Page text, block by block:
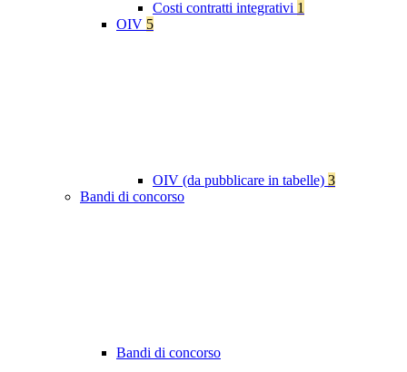
Costi contratti integrativi 1
OIV 5
OIV (da pubblicare in tabelle) 3
Bandi di concorso
Bandi di concorso